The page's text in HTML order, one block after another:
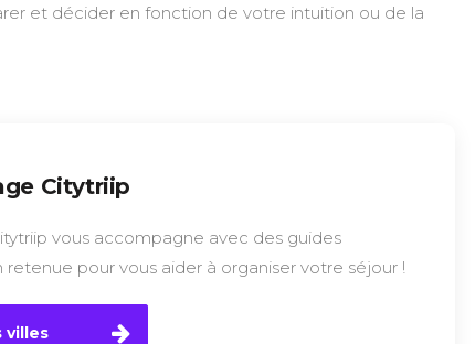
et décider en fonction de votre intuition ou de la
Citytriip
vous accompagne avec des guides
retenue pour vous aider à organiser votre séjour !
villes